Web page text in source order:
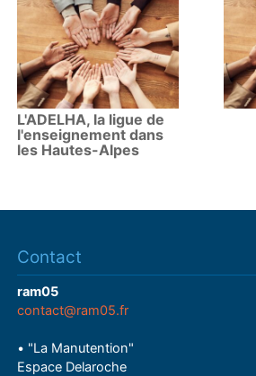
L'ADELHA, la ligue de
l'enseignement dans
les Hautes-Alpes
Contact
ram05
contact@ram05.fr
• "La Manutention"
Espace Delaroche